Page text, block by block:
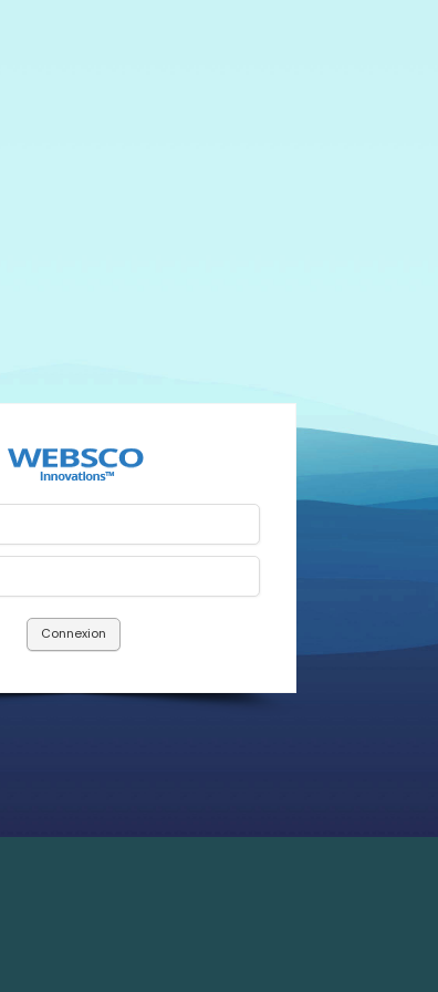
Connexion